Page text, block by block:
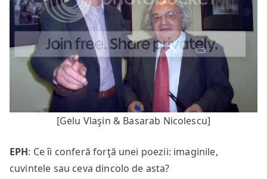
[Gelu Vlaşin & Basarab Nicolescu]
EPH: Ce îi conferă forţă unei poezii: imaginile,
cuvintele sau ceva dincolo de asta?